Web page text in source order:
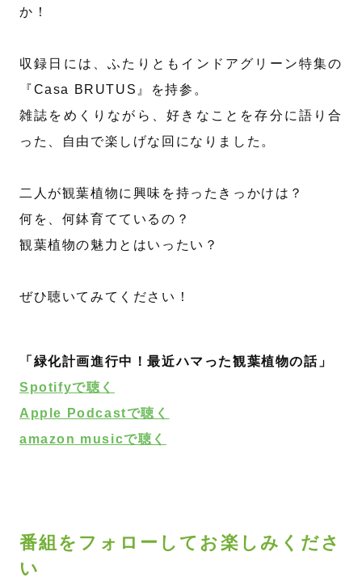
か！
収録日には、ふたりともインドアグリーン特集の
『Casa BRUTUS』を持参。
雑誌をめくりながら、好きなことを存分に語り合
った、自由で楽しげな回になりました。
二人が観葉植物に興味を持ったきっかけは？
何を、何鉢育てているの？
観葉植物の魅力とはいったい？
ぜひ聴いてみてください！
「緑化計画進行中！最近ハマった観葉植物の話」
Spotifyで聴く
Apple Podcastで聴く
amazon musicで聴く
番組をフォローしてお楽しみくださ
い